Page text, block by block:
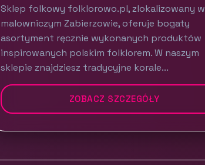
Sklep folkowy folklorowo.pl, zlokalizowany w
malowniczym Zabierzowie, oferuje bogaty
asortyment ręcznie wykonanych produktów
inspirowanych polskim folklorem. W naszym
sklepie znajdziesz tradycyjne korale...
ZOBACZ SZCZEGÓŁY